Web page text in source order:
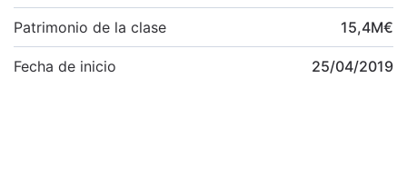
Patrimonio de la clase 15,4M€
Fecha de inicio 25/04/2019